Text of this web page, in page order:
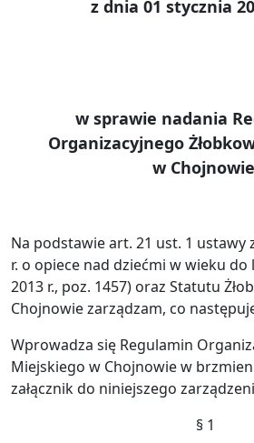
z dnia 01 stycznia
w sprawie nadania
Organizacyjnego
w Chojnowie
Na podstawie art. 21 ust. 1 ustawy
r. o opiece nad dziećmi w wieku do
2013 r., poz. 1457) oraz Statutu
Chojnowie zarządzam, co
Wprowadza się Regulamin
Miejskiego w Chojnowie w
załącznik do niniejszego
§ 1